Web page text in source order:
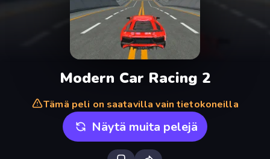
Modern Car Racing 2
Tämä peli on saatavilla vain tietokoneilla
Näytä muita pelejä